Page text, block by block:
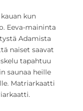
kun
Eeva-maininta
Adamista
naiset saavat
tapahtuu
saunaa heille
Matriarkaatti